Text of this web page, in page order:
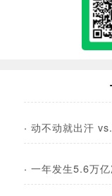
· 动不动就出汗
· 一年发生5.6万